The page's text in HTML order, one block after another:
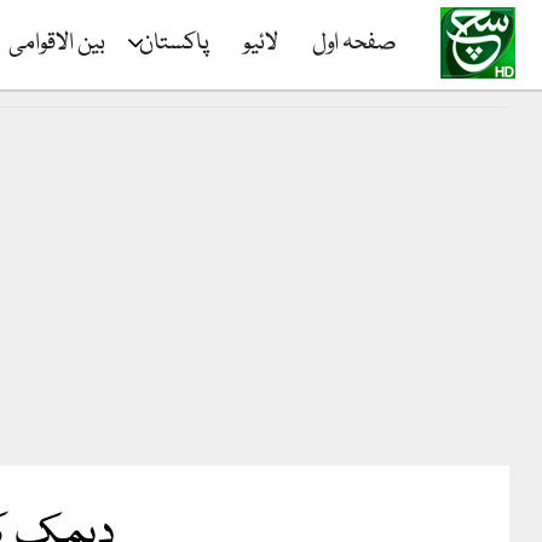
صفحہ اول لائیو پاکستان بین الاقوامی